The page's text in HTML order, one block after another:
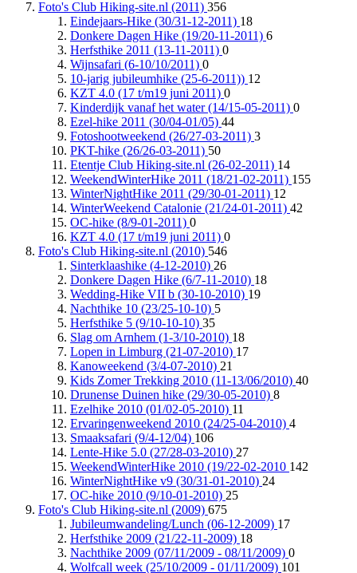
Foto's Club Hiking-site.nl (2011) 356
Eindejaars-Hike (30/31-12-2011) 18
Donkere Dagen Hike (19/20-11-2011) 6
Herfsthike 2011 (13-11-2011) 0
Wijnsafari (6-10/10/2011) 0
10-jarig jubileumhike (25-6-2011)) 12
KZT 4.0 (17 t/m19 juni 2011) 0
Kinderdijk vanaf het water (14/15-05-2011) 0
Ezel-hike 2011 (30/04-01/05) 44
Fotoshootweekend (26/27-03-2011) 3
PKT-hike (26/26-03-2011) 50
Etentje Club Hiking-site.nl (26-02-2011) 14
WeekendWinterHike 2011 (18/21-02-2011) 155
WinterNightHike 2011 (29/30-01-2011) 12
WinterWeekend Catalonie (21/24-01-2011) 42
OC-hike (8/9-01-2011) 0
KZT 4.0 (17 t/m19 juni 2011) 0
Foto's Club Hiking-site.nl (2010) 546
Sinterklaashike (4-12-2010) 26
Donkere Dagen Hike (6/7-11-2010) 18
Wedding-Hike VII b (30-10-2010) 19
Nachthike 10 (23/25-10-10) 5
Herfsthike 5 (9/10-10-10) 35
Slag om Arnhem (1-3/10-2010) 18
Lopen in Limburg (21-07-2010) 17
Kanoweekend (3/4-07-2010) 21
Kids Zomer Trekking 2010 (11-13/06/2010) 40
Drunense Duinen hike (29/30-05-2010) 8
Ezelhike 2010 (01/02-05-2010) 11
Ervaringenweekend 2010 (24/25-04-2010) 4
Smaaksafari (9/4-12/04) 106
Lente-Hike 5.0 (27/28-03-2010) 27
WeekendWinterHike 2010 (19/22-02-2010 142
WinterNightHike v9 (30/31-01-2010) 24
OC-hike 2010 (9/10-01-2010) 25
Foto's Club Hiking-site.nl (2009) 675
Jubileumwandeling/Lunch (06-12-2009) 17
Herfsthike 2009 (21/22-11-2009) 18
Nachthike 2009 (07/11/2009 - 08/11/2009) 0
Wolfcall week (25/10/2009 - 01/11/2009) 101